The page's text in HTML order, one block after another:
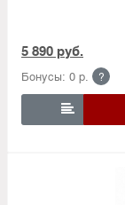
5 890 руб.
Бонусы: 0 р. ?
